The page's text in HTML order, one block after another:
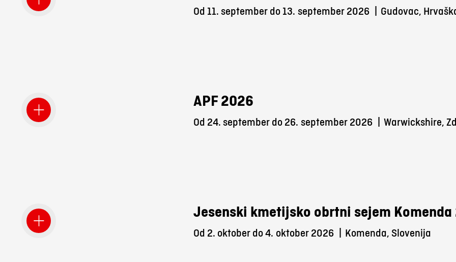
Od 11. september do 13. september 2026 Gudovac,
APF 2026
Od 24. september do 26. september 2026 Warwickshire,
Jesenski kmetijsko obrtni sejem
Od 2. oktober do 4. oktober 2026 Komenda, Slovenija